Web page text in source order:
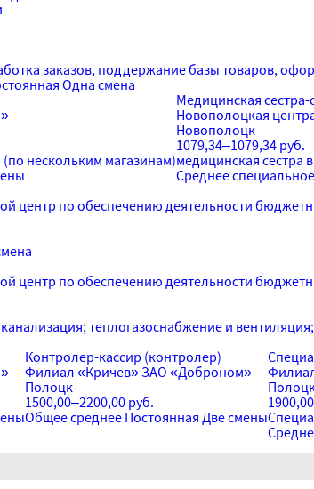
заказов, поддержание базы товаров,
Одна смена
нескольким магазинам)
Медицинская
Новополоцкая
Новополоцк
1079,34–1079,34 руб.
медицинская сестра
Среднее специальное
центр по обеспечению деятельности
центр по обеспечению деятельности
теплогазоснабжение и
Контролер-кассир (контролер)
Филиал «Кричев» ЗАО «Доброном»
Полоцк
1500,00–2200,00 руб.
Общее среднее Постоянная Две смены